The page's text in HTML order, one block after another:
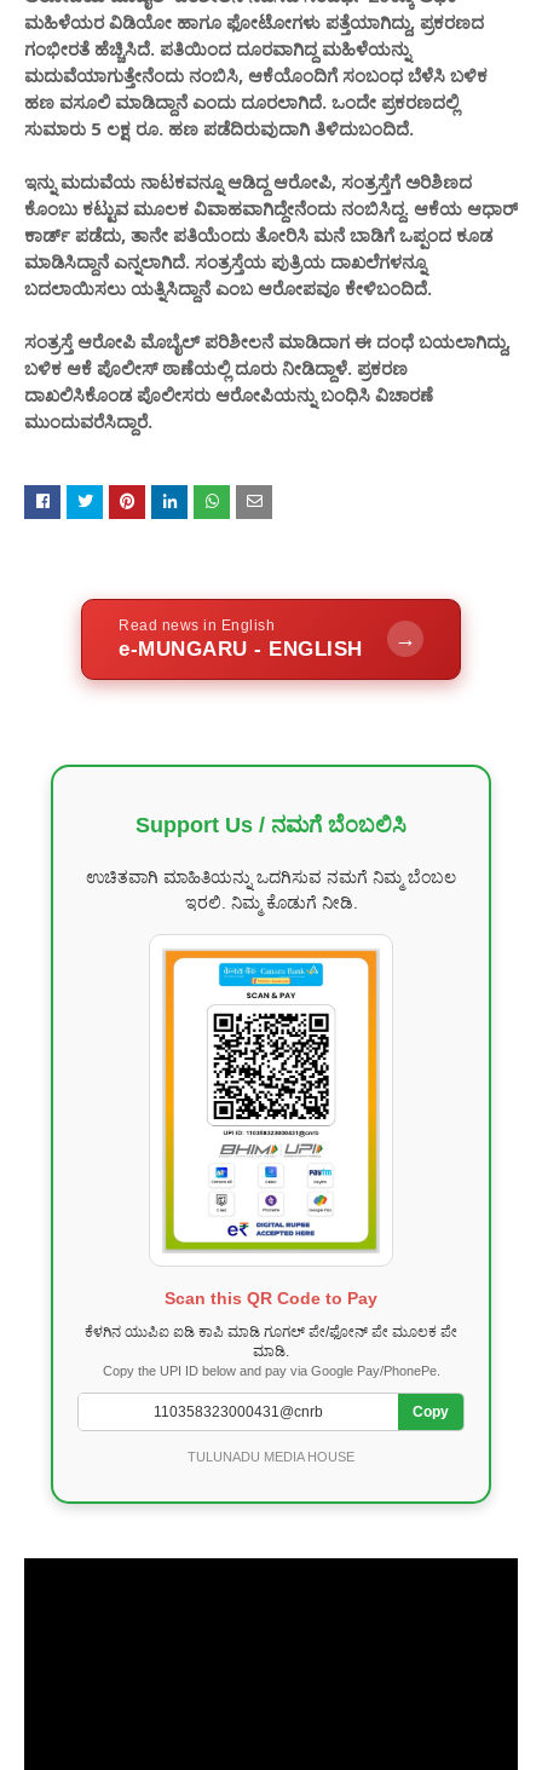
ಮಹಿಳೆಯರ ವಿಡಿಯೋ ಹಾಗೂ ಫೋಟೋಗಳು ಪತ್ತೆಯಾಗಿದ್ದು, ಪ್ರಕರಣದ
ಗಂಭೀರತೆ ಹೆಚ್ಚಿಸಿದೆ. ಪತಿಯಿಂದ ದೂರವಾಗಿದ್ದ ಮಹಿಳೆಯನ್ನು
ಮದುವೆಯಾಗುತ್ತೇನೆಂದು ನಂಬಿಸಿ, ಆಕೆಯೊಂದಿಗೆ ಸಂಬಂಧ ಬೆಳೆಸಿ ಬಳಿಕ
ಹಣ ವಸೂಲಿ ಮಾಡಿದ್ದಾನೆ ಎಂದು ದೂರಲಾಗಿದೆ. ಒಂದೇ ಪ್ರಕರಣದಲ್ಲಿ
ಸುಮಾರು 5 ಲಕ್ಷ ರೂ. ಹಣ ಪಡೆದಿರುವುದಾಗಿ ತಿಳಿದುಬಂದಿದೆ.
ಇನ್ನು ಮದುವೆಯ ನಾಟಕವನ್ನೂ ಆಡಿದ್ದ ಆರೋಪಿ, ಸಂತ್ರಸ್ತೆಗೆ ಅರಿಶಿಣದ
ಕೊಂಬು ಕಟ್ಟುವ ಮೂಲಕ ವಿವಾಹವಾಗಿದ್ದೇನೆಂದು ನಂಬಿಸಿದ್ದ. ಆಕೆಯ ಆಧಾರ್
ಕಾರ್ಡ್ ಪಡೆದು, ತಾನೇ ಪತಿಯೆಂದು ತೋರಿಸಿ ಮನೆ ಬಾಡಿಗೆ ಒಪ್ಪಂದ ಕೂಡ
ಮಾಡಿಸಿದ್ದಾನೆ ಎನ್ನಲಾಗಿದೆ. ಸಂತ್ರಸ್ತೆಯ ಪುತ್ರಿಯ ದಾಖಲೆಗಳನ್ನೂ
ಬದಲಾಯಿಸಲು ಯತ್ನಿಸಿದ್ದಾನೆ ಎಂಬ ಆರೋಪವೂ ಕೇಳಿಬಂದಿದೆ.
ಸಂತ್ರಸ್ತೆ ಆರೋಪಿ ಮೊಬೈಲ್ ಪರಿಶೀಲನೆ ಮಾಡಿದಾಗ ಈ ದಂಧೆ ಬಯಲಾಗಿದ್ದು,
ಬಳಿಕ ಆಕೆ ಪೊಲೀಸ್ ಠಾಣೆಯಲ್ಲಿ ದೂರು ನೀಡಿದ್ದಾಳೆ. ಪ್ರಕರಣ
ದಾಖಲಿಸಿಕೊಂಡ ಪೊಲೀಸರು ಆರೋಪಿಯನ್ನು ಬಂಧಿಸಿ ವಿಚಾರಣೆ
ಮುಂದುವರೆಸಿದ್ದಾರೆ.
Read news in English
e-MUNGARU - ENGLISH →
Support Us / ನಮಗೆ ಬೆಂಬಲಿಸಿ
ಉಚಿತವಾಗಿ ಮಾಹಿತಿಯನ್ನು ಒದಗಿಸುವ ನಮಗೆ ನಿಮ್ಮ ಬೆಂಬಲ
ಇರಲಿ. ನಿಮ್ಮ ಕೊಡುಗೆ ನೀಡಿ.
Scan this QR Code to Pay
ಕೆಳಗಿನ ಯುಪಿಐ ಐಡಿ ಕಾಪಿ ಮಾಡಿ ಗೂಗಲ್ ಪೇ/ಫೋನ್ ಪೇ ಮೂಲಕ ಪೇ
ಮಾಡಿ.
Copy the UPI ID below and pay via Google Pay/PhonePe.
Copy
TULUNADU MEDIA HOUSE